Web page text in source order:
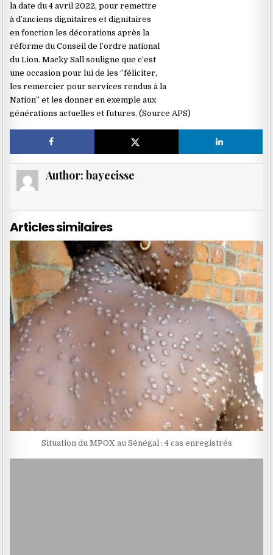
la date du 4 avril 2022, pour remettre
à d’anciens dignitaires et dignitaires
en fonction les décorations après la
réforme du Conseil de l’ordre national
du Lion. Macky Sall souligne que c’est
une occasion pour lui de les ‘’féliciter,
les remercier pour services rendus à la
Nation’’ et les donner en exemple aux
générations actuelles et futures. (Source APS)
Author: bayecisse
Articles similaires
Situation du MPOX au Sénégal : 4 cas enregistrés